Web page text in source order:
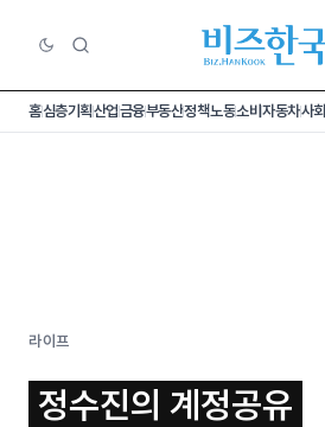
홈심층기획산업금융부동산정책노동소비 자동차사회
라이프
정수진의 계정공유